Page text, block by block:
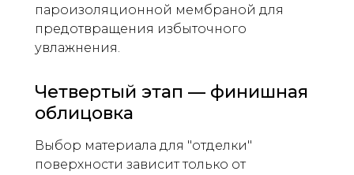
пароизоляционной мембраной для
предотвращения избыточного
увлажнения.
Четвертый этап — финишная
облицовка
Выбор материала для "отделки"
поверхности зависит только от